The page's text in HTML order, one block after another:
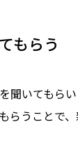
もらう
いてもら
うことで